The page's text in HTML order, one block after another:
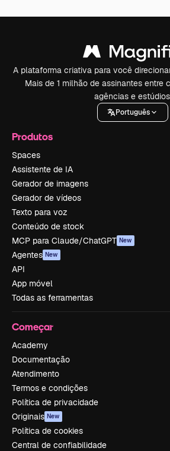
A plataforma criativa para você
Mais de 1 milhão de assinantes entre
agências e
Português
Produtos
Spaces
Assistente de IA
Gerador de imagens
Gerador de vídeos
Texto para voz
Conteúdo de stock
MCP para Claude/ChatGPT New
Agentes New
API
App móvel
Todas as ferramentas
Começar
Academy
Documentação
Atendimento
Termos e condições
Política de privacidade
Originais New
Política de cookies
Central de confiabilidade